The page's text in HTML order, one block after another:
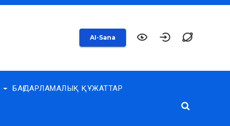
AI-Sana
БАҒДАРЛАМАЛЫҚ ҚҰЖАТТАР